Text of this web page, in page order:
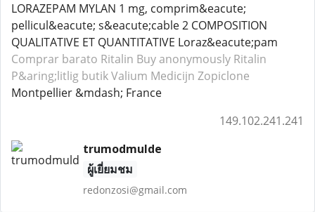
LORAZEPAM MYLAN 1 mg, comprim&eacute;
pellicul&eacute; s&eacute;cable 2 COMPOSITION
QUALITATIVE ET QUANTITATIVE Loraz&eacute;pam
Comprar barato Ritalin Buy anonymously Ritalin
P&aring;litlig butik Valium Medicijn Zopiclone
Montpellier &mdash; France
149.102.241.241
trumodmulde
ผู้เยี่ยมชม
redonzosi@gmail.com